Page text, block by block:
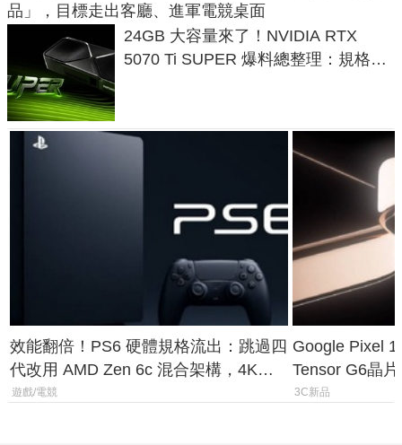
品」，目標走出客廳、進軍電競桌面
24GB 大容量來了！NVIDIA RTX
5070 Ti SUPER 爆料總整理：規格、
效能翻倍！PS6 硬體規格流出：跳過四
代改用 AMD Zen 6c 混合架構，4K
120fps 與全光追時代來臨
遊戲/電競
Google Pixel
Tensor G6晶
元
3C新品